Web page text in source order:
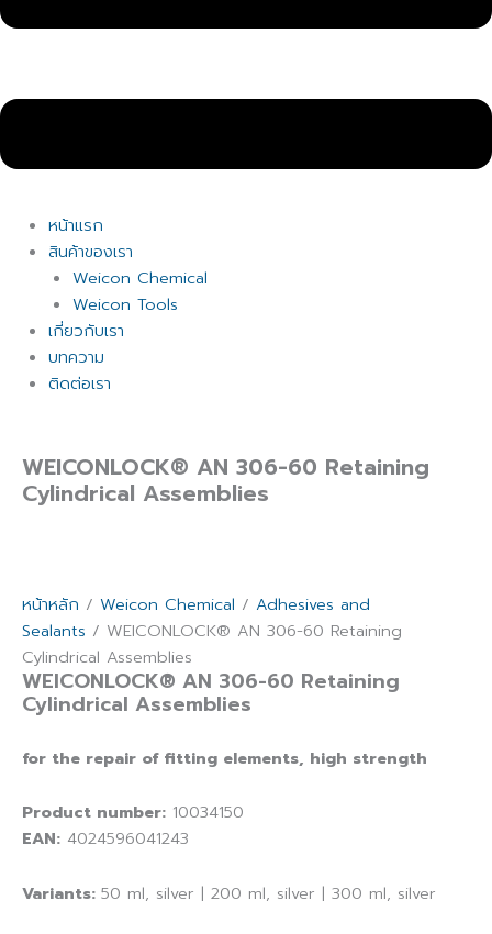
หน้าแรก
สินค้าของเรา
Weicon Chemical
Weicon Tools
เกี่ยวกับเรา
บทความ
ติดต่อเรา
WEICONLOCK® AN 306-60 Retaining
Cylindrical Assemblies
หน้าหลัก / Weicon Chemical / Adhesives and
Sealants / WEICONLOCK® AN 306-60 Retaining
Cylindrical Assemblies
WEICONLOCK® AN 306-60 Retaining
Cylindrical Assemblies
for the repair of fitting elements, high strength
Product number: 10034150
EAN: 4024596041243
Variants: 50 ml, silver | 200 ml, silver | 300 ml, silver